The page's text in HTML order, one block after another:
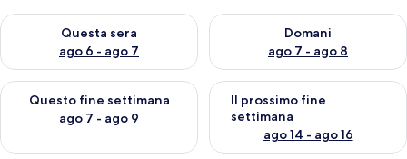
Questa sera
ago 6 - ago 7
Verifica la disponibilità per questa sera, ago 6 - ago 7
Domani
ago 7 - ago 8
Verifica la disponibilità per
Questo fine settimana
ago 7 - ago 9
Verifica la disponibilità per questo fine settimana, ago 7 - ago
Il prossimo fine
settimana
ago 14 - ago 16
Verifica la disponibilità per il